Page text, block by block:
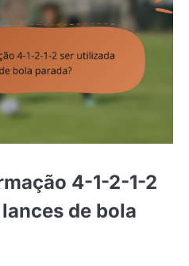
4-1-2-1-2
de bola